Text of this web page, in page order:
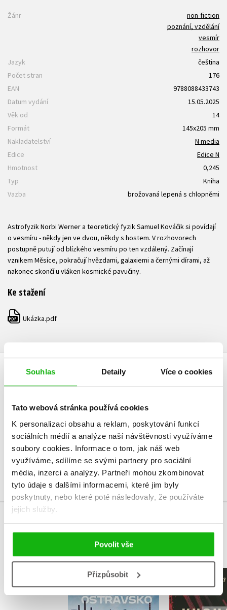
Souhlas Detaily Více o cookies
Tato webová stránka používá cookies
K personalizaci obsahu a reklam, poskytování funkcí
sociálních médií a analýze naší návštěvnosti využíváme
soubory cookies. Informace o tom, jak náš web
využíváme, sdílíme se svými partnery pro sociální
média, inzerci a analýzy. Partneři mohou zkombinovat
tyto údaje s dalšími informacemi, které jim byly
poskytnuty, nebo které poté následovaly, že používáte
jejich služby.
Povolit vše
Přizpůsobit
Žánr
non-fiction
poznání, vzdělání
vesmír
rozhovor
Jazyk
čeština
Počet stran
176
EAN
9788088433743
Datum vydání
15.05.2025
Věk od
14
Formát
145x205 mm
Nakladatelství
N media
Edice
Edice N
Hmotnost
0,245
Typ
Kniha
Vazba
brožovaná lepená s chlopněmi
Astrofyzik Norbi Werner a teoretický fyzik Samuel Kováčik si povídají
o vesmíru - někdy jen ve dvou, někdy s hostem. V rozhovorech
postupně putují od blízkého vesmíru po ten vzdálený. Začínají
vznikem Měsíce, pokračují hvězdami, galaxiemi a černými dírami, až
nakonec skončí u vláken kosmické pavučiny.
Ke stažení
PDF Ukázka.pdf
HODNOCENÍ ČTENÁŘŮ
Vaše hodnocení
Uživatelskou recenzi mohou vkládat pouze registrovaní uživatelé
Přihlásit
Fenomén Ostravsko
Jan Lenart
,
Tomáš Majliš Milan